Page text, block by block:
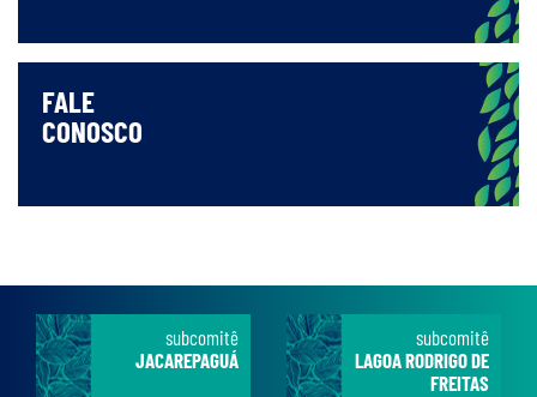
FALE
CONOSCO
subcomitê
JACAREPAGUÁ
subcomitê
LAGOA RODRIGO DE
FREITAS